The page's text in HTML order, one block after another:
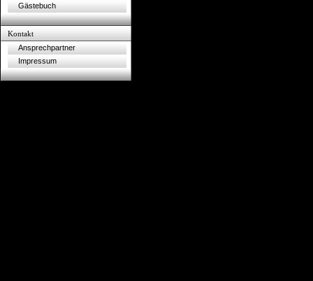
Gästebuch
Kontakt
Ansprechpartner
Impressum